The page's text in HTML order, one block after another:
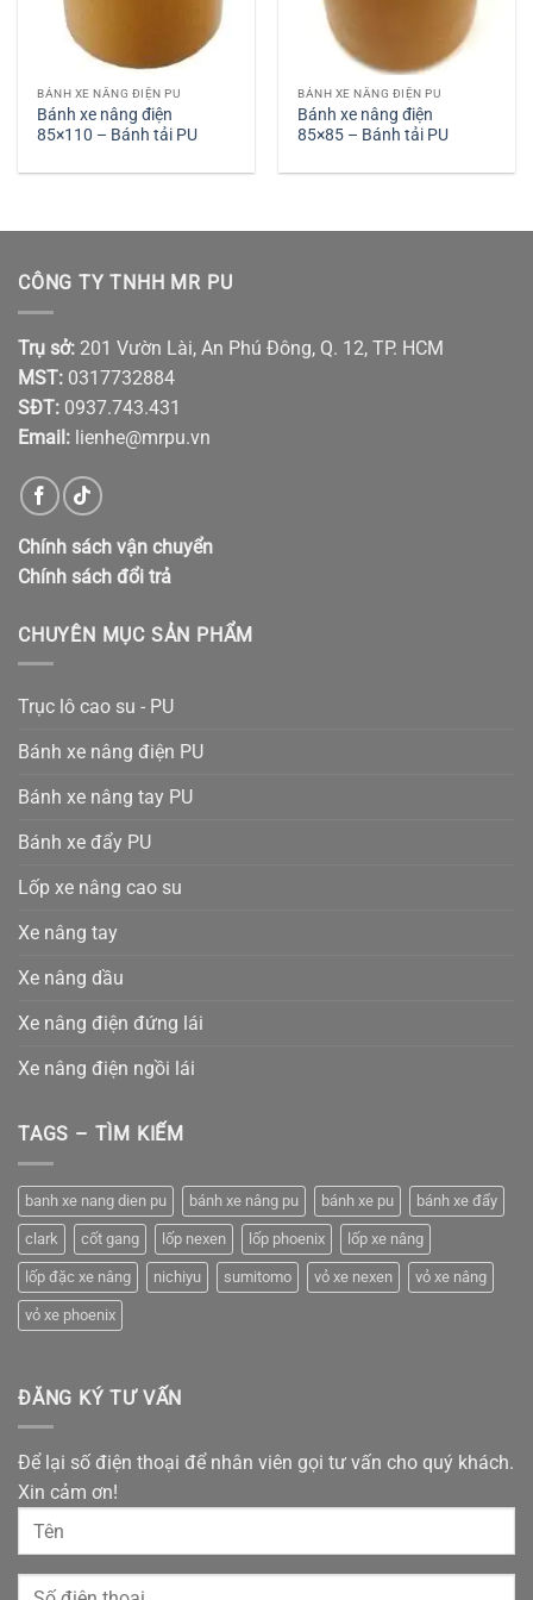
BÁNH XE NÂNG ĐIỆN PU
Bánh xe nâng điện
85×110 – Bánh tải PU
BÁNH XE NÂNG ĐIỆN PU
Bánh xe nâng điện
85×85 – Bánh tải PU
CÔNG TY TNHH MR PU
Trụ sở: 201 Vườn Lài, An Phú Đông, Q. 12, TP. HCM
MST: 0317732884
SĐT: 0937.743.431
Email: lienhe@mrpu.vn
Chính sách vận chuyển
Chính sách đổi trả
CHUYÊN MỤC SẢN PHẨM
Trục lô cao su - PU
Bánh xe nâng điện PU
Bánh xe nâng tay PU
Bánh xe đẩy PU
Lốp xe nâng cao su
Xe nâng tay
Xe nâng dầu
Xe nâng điện đứng lái
Xe nâng điện ngồi lái
TAGS – TÌM KIẾM
banh xe nang dien pu bánh xe nâng pu bánh xe pu bánh xe đẩy
clark cốt gang lốp nexen lốp phoenix lốp xe nâng
lốp đặc xe nâng nichiyu sumitomo vỏ xe nexen vỏ xe nâng
vỏ xe phoenix
ĐĂNG KÝ TƯ VẤN
Để lại số điện thoại để nhân viên gọi tư vấn cho quý khách.
Xin cảm ơn!